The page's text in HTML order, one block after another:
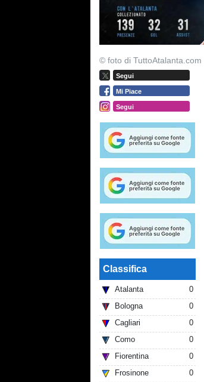
© foto di TuttoAtalanta.com
Segui
Mi Piace
Segui
Classifica
Atalanta
0
Bologna
0
Cagliari
0
Como
0
Fiorentina
0
Frosinone
0